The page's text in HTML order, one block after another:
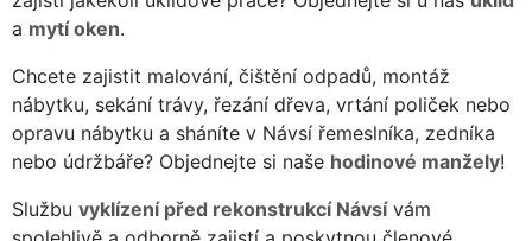
a mytí oken.
Chcete zajistit malování, čištění odpadů, montáž
nábytku, sekání trávy, řezání dřeva, vrtání poliček nebo
opravu nábytku a sháníte v Návsí řemeslníka, zedníka
nebo údržbáře? Objednejte si naše hodinové manžely!
Službu vyklízení před rekonstrukcí Návsívám